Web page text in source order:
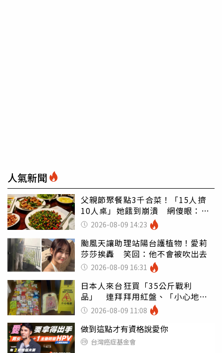
人氣新聞
父親節聚餐點3千合菜！「15人擠
10人桌」她餓到崩潰 網傻眼：讓
店家看笑話
2026-08-09 14:23
颱風天讓助理站陽台護植物！愛莉
莎莎挨轟 笑回：他不會被吹出去
2026-08-09 16:31
日本人來台狂買「35公斤戰利
品」 連拜拜用紅盤、「小心地
滑」告示牌也帶回家
2026-08-09 11:08
做到這點才有資格說愛你
台灣癌症基金會